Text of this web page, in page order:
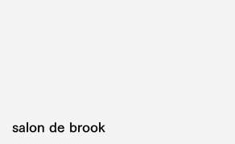
salon de brook